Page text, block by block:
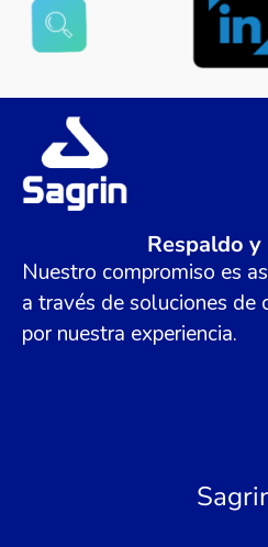
Respaldo y
Nuestro compromiso es
a través de soluciones de
por nuestra experiencia.